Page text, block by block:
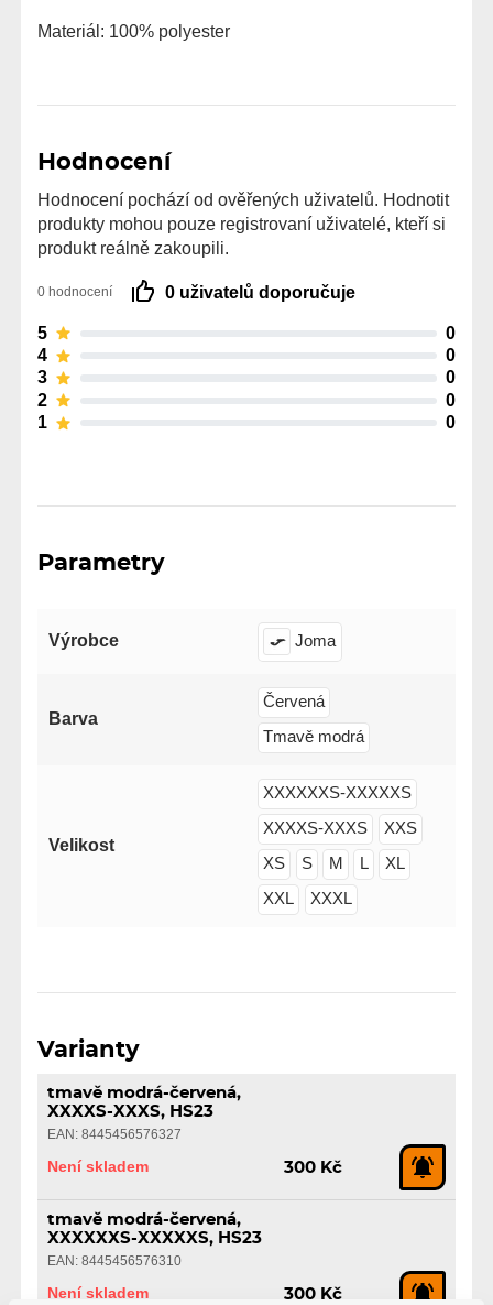
Materiál: 100% polyester
Hodnocení
Hodnocení pochází od ověřených uživatelů. Hodnotit
produkty mohou pouze registrovaní uživatelé, kteří si
produkt reálně zakoupili.
0 hodnocení 0 uživatelů doporučuje
5
0
4
0
3
0
2
0
1
0
Parametry
Výrobce Joma
Barva
Červená
Tmavě modrá
Velikost
XXXXXXS-XXXXXS
XXXXS-XXXS
XXS
XS
S M L
XL
XXL
XXXL
Varianty
tmavě modrá-červená,
XXXXS-XXXS, HS23
EAN: 8445456576327
Není skladem 300 Kč
tmavě modrá-červená,
XXXXXXS-XXXXXS, HS23
EAN: 8445456576310
Není skladem 300 Kč